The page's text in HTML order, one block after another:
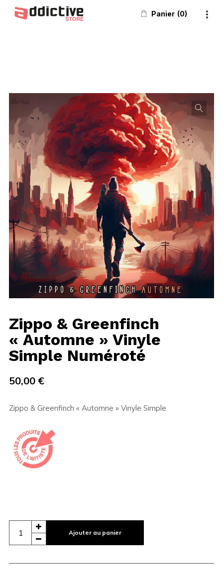
Panier 0
Zippo & Greenfinch
« Automne » Vinyle
Simple Numéroté
50,00 €
Zippo & Greenfinch « Automne » Vinyle Simple
Ajouter au panier